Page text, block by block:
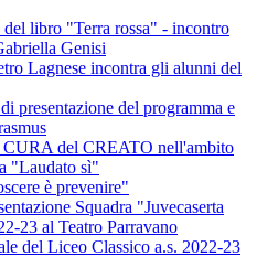
del libro "Terra rossa" - incontro
Genisi
Lagnese incontra gli alunni del
presentazione del programma e
CURA del CREATO nell'ambito
"Laudato sì"
è prevenire"
Squadra "Juvecaserta
23 al Teatro Parravano
del Liceo Classico a.s. 2022-23